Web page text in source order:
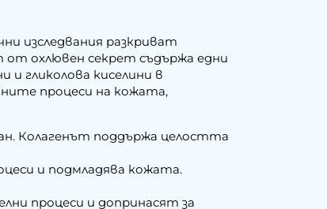
изследвания разкриват
охлювен секрет съдържа едни
гликолова киселини в
процеси на кожата,
Колагенът поддържа целостта
и подмладява кожата.
процеси и допринасят за